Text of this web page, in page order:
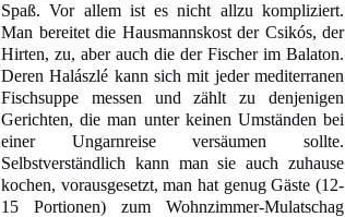
Spaß. Vor allem ist es nicht allzu kompliziert.
Man bereitet die Hausmannskost der Csikós, der
Hirten, zu, aber auch die der Fischer im Balaton.
Deren Halászlé kann sich mit jeder mediterranen
Fischsuppe messen und zählt zu denjenigen
Gerichten, die man unter keinen Umständen bei
einer Ungarnreise versäumen sollte.
Selbstverständlich kann man sie auch zuhause
kochen, vorausgesetzt, man hat genug Gäste (12-
15 Portionen) zum Wohnzimmer-Mulatschag